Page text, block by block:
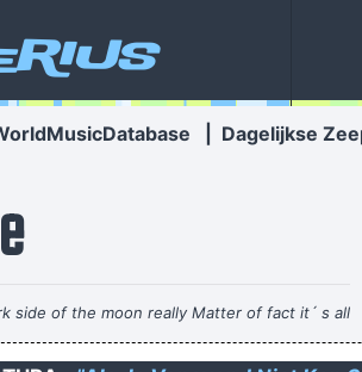
Dagelijkse
side of the moon really Matter of fact it´ s all
dark~ Pink Floyd